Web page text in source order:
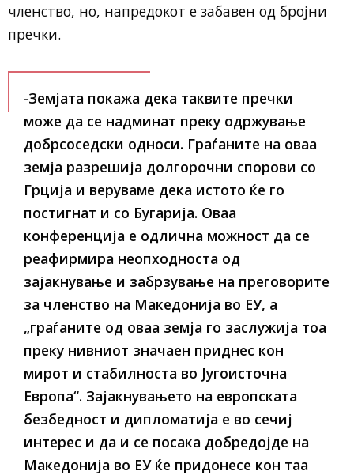
членство, но, напредокот е забавен од бројни
пречки.
-Земјата покажа дека таквите пречки
може да се надминат преку одржување
добрсоседски односи. Граѓаните на оваа
земја разрешија долгорочни спорови со
Грција и веруваме дека истото ќе го
постигнат и со Бугарија. Оваа
конференција е одлична можност да се
реафирмира неопходноста од
зајакнување и забрзување на преговорите
за членство на Македонија во ЕУ, а
„граѓаните од оваа земја го заслужија тоа
преку нивниот значаен приднес кон
мирот и стабилноста во Југоисточна
Европа“. Зајакнувањето на европската
безбедност и дипломатија е во сечиј
интерес и да и се посака добредојде на
Македонија во ЕУ ќе придонесе кон таа